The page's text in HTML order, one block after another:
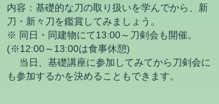
内容：基礎的な刀の取り扱いを学んでから、新
刀・新々刀を鑑賞してみましょう。
※ 同日・同建物にて13:00～刀剣会も開催。
(※12:00～13:00は食事休憩)
当日、基礎講座に参加してみてから刀剣会に
も参加するかを決めることもできます。